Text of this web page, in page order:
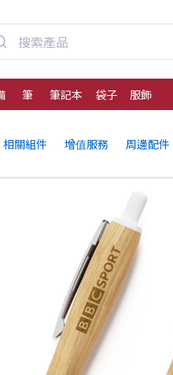
筆 筆記本 袋子 服飾
相關組件 增值服務 周邊配件